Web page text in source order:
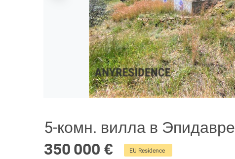
5-комн. вилла в Эпидавре
350 000 €
EU Residence